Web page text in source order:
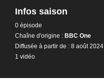
Infos saison
0 épisode
Chaîne d'origine : BBC One
Diffusée à partir de : 8 août 2024
1 vidéo